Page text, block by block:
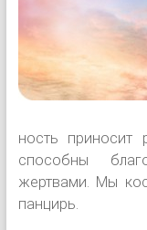
ность приносит
способны
жертвами. Мы
панцирь.